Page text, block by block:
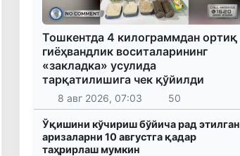
Тошкентда 4 килограммдан ортиқ
гиёҳвандлик воситаларининг
«закладка» усулида
тарқатилишига чек қўйилди
8 авг 2026, 07:03 50
Ўқишини кўчириш бўйича рад этилган
аризаларни 10 августга қадар
таҳрирлаш мумкин